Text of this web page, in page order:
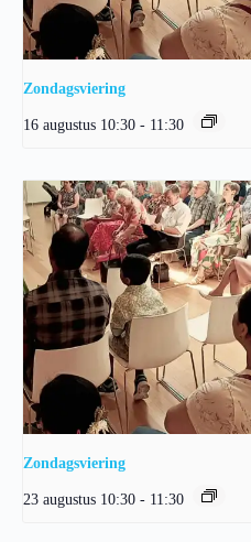
Zondagsviering
16 augustus 10:30 - 11:30
Zondagsviering
23 augustus 10:30 - 11:30